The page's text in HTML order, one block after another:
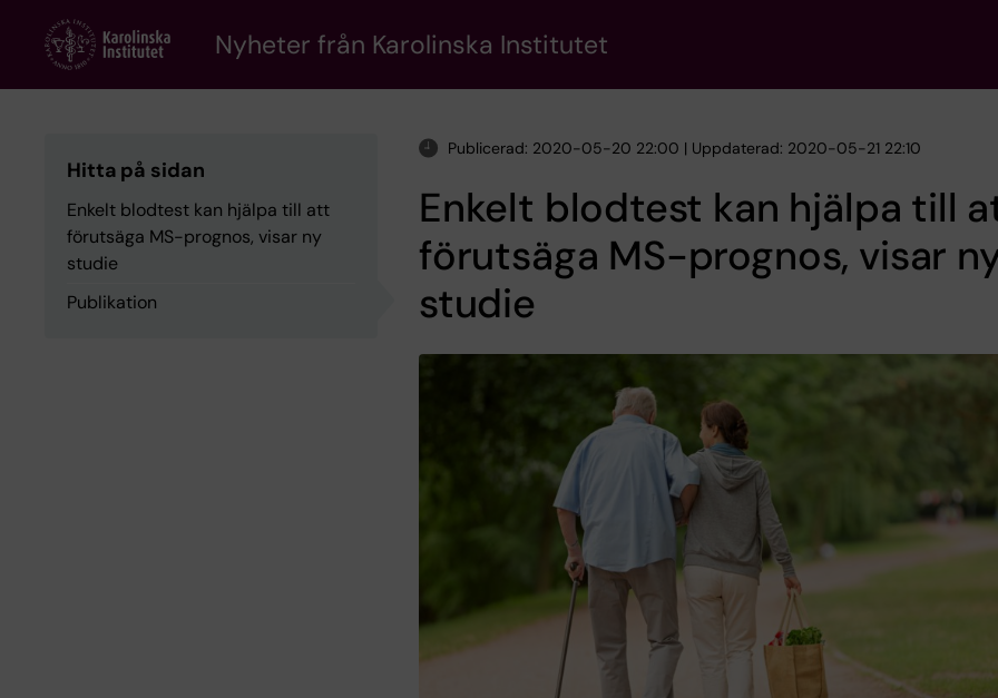
content
Nyheter från Karolinska Institutet
Hitta på sidan
Enkelt blodtest kan hjälpa till att
förutsäga MS-prognos, visar ny
studie
Publikation
Publicerad: 2020-05-20 22:00 | Uppdaterad: 2020-05-21 22:10
Enkelt blodtest kan hjälpa till
förutsäga MS-prognos, visar
studie